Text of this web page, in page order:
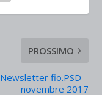
PROSSIMO
Newsletter fio.PSD –
novembre 2017